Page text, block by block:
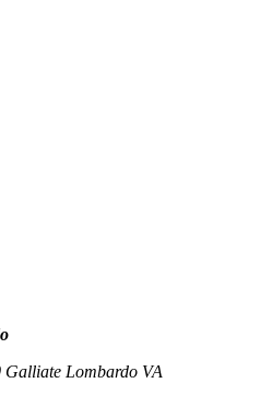
Lombardo VA